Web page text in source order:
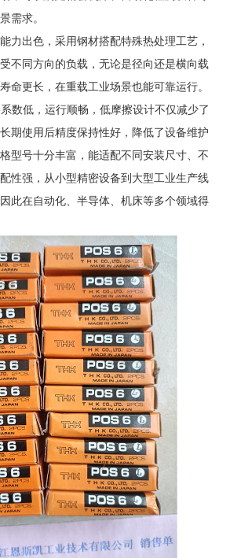
需求。
力出色，采用钢材搭配特殊热处理工艺，
不同方向的负载，无论是径向还是横向载
命更长，在重载工业场景也能可靠运行。
数低，运行顺畅，低摩擦设计不仅减少了
期使用后精度保持性好，降低了设备维护
型号十分丰富，能适配不同安装尺寸、不
性强，从小型精密设备到大型工业生产线
此在自动化、半导体、机床等多个领域得